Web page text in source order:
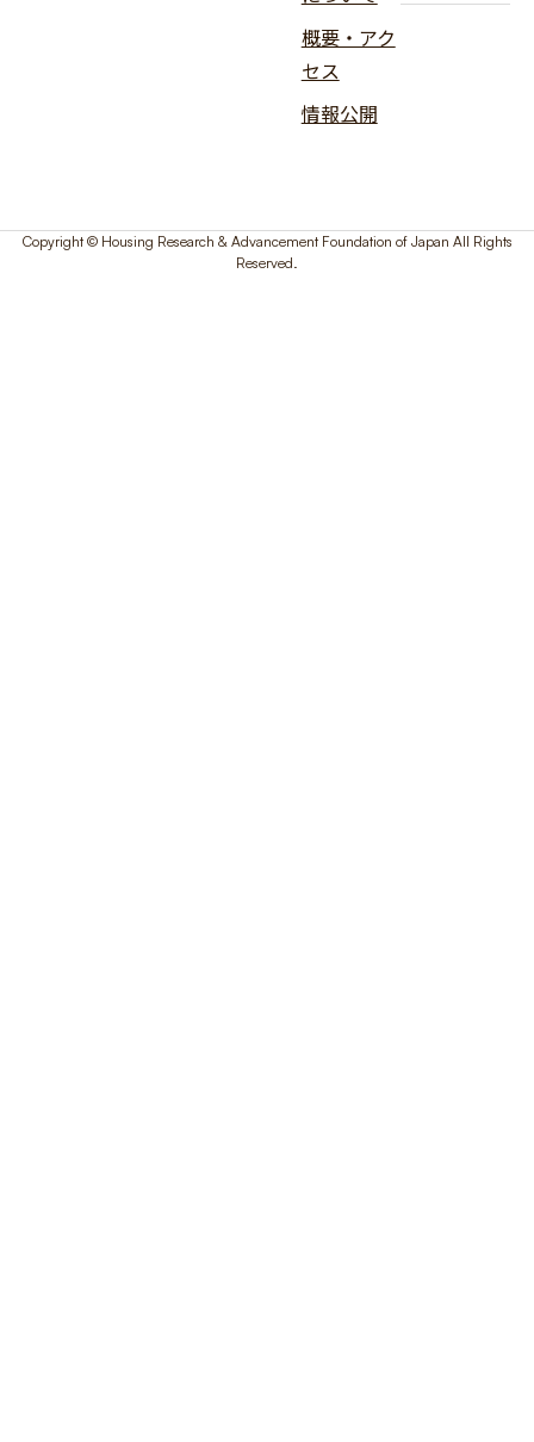
概要・アク
セス
情報公開
Copyright © Housing Research & Advancement Foundation of Japan All Rights
Reserved.